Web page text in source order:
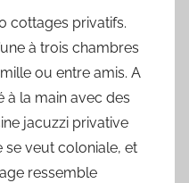
cottages privatifs.
à trois chambres
ou entre amis. A
à la main avec des
jacuzzi privative
se veut coloniale, et
ressemble